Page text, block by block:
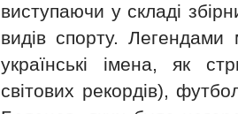
виступаючи у складі
видів спорту. Легендами
українські імена, як
світових рекордів),